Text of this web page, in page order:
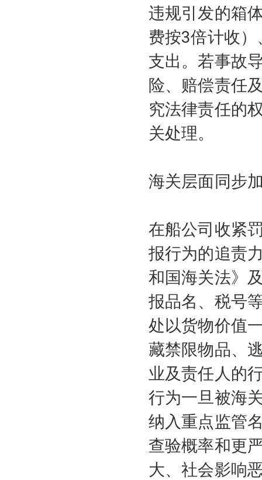
违规引发的箱
费按3倍计收
支出。若事故
险、赔偿责任
究法律责任的
关处理。
海关层面同步
在船公司收紧
报行为的追责
和国海关法》
报品名、税号
处以货物价值
藏禁限物品、
业及责任人的
行为一旦被海
纳入重点监管
查验概率和更
大、社会影响